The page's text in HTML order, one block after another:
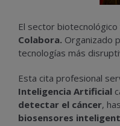
El sector
Colabora. Organizado
tecnologías más
Esta cita profesional
Inteligencia Artificial
detectar el cáncer,
biosensores